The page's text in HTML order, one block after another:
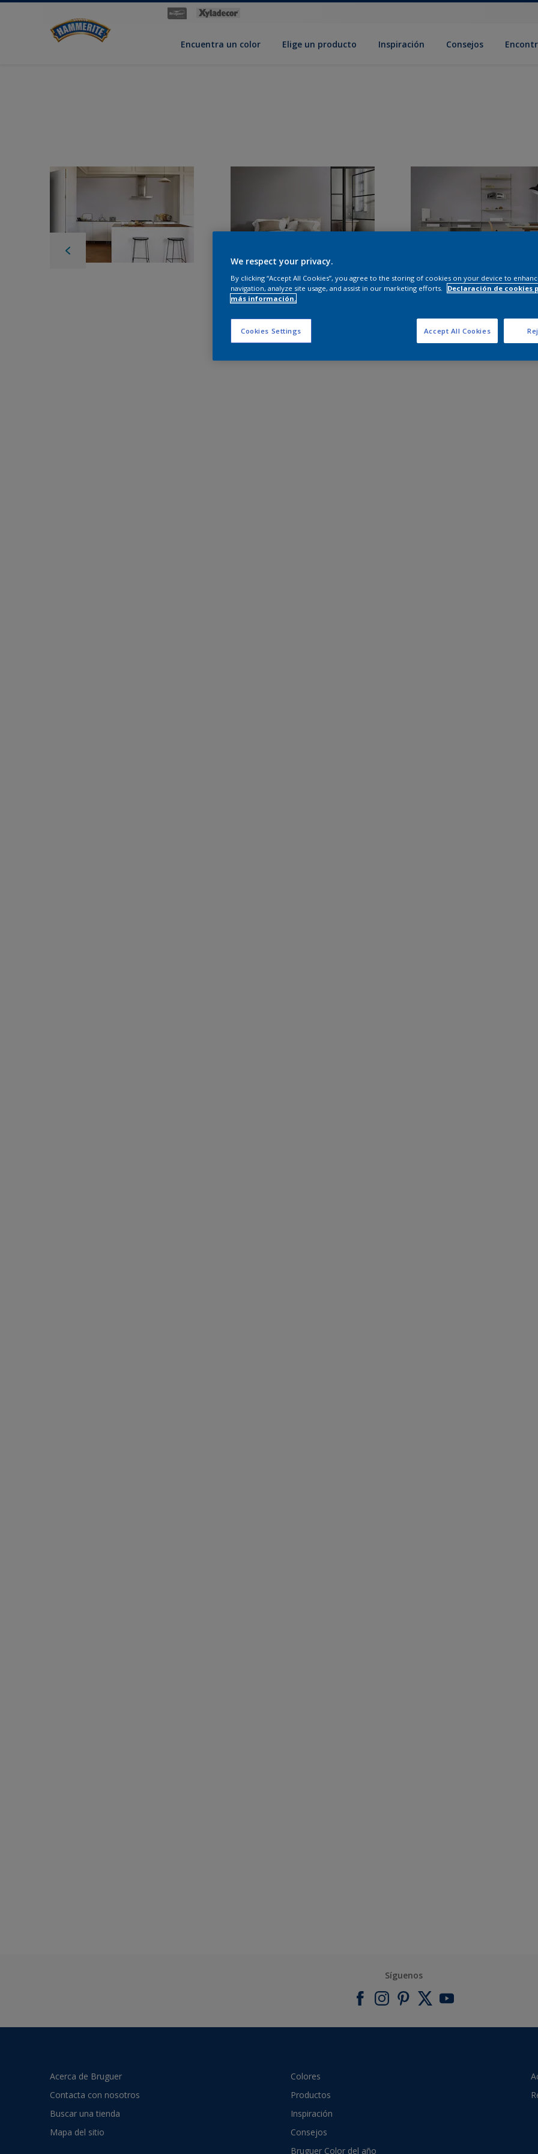
Encuentra un color Elige un producto Inspiración Consejos
Síguenos
Acerca de Bruguer
Contacta con nosotros
Buscar una tienda
Mapa del sitio
Colores
Productos
Inspiración
Consejos
Bruguer Color del año
We respect your privacy.
By clicking “Accept All Cookies”, you agree to the storing of cookies on your device to
navigation, analyze site usage, and assist in our marketing efforts.
Declaración de cookies
más información.
Cookies Settings Accept All Cookies